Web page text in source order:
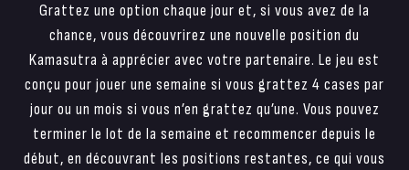
Grattez une option chaque jour et, si vous avez de la
chance, vous découvrirez une nouvelle position du
Kamasutra à apprécier avec votre partenaire. Le jeu est
conçu pour jouer une semaine si vous grattez 4 cases par
jour ou un mois si vous n’en grattez qu’une. Vous pouvez
terminer le lot de la semaine et recommencer depuis le
début, en découvrant les positions restantes, ce qui vous